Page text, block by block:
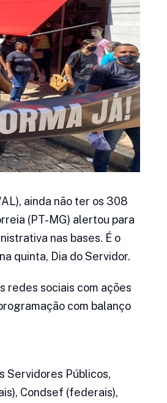
ainda não ter os 308
(PT-MG) alertou para
nas bases. É o
quinta, Dia do Servidor.
redes sociais com ações
com balanço
Servidores Públicos,
Condsef (federais),